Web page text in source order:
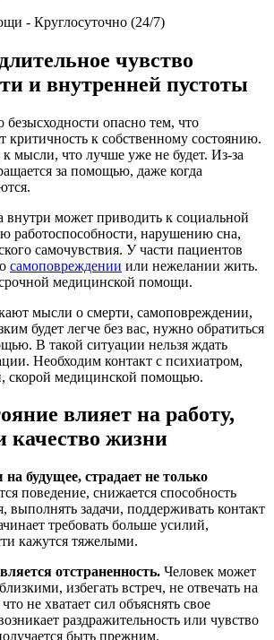
- Круглосуточно (24/7)
чувство
и внутренней пустоты
безысходности опасно тем, что
критичность к собственному состоянию.
мысли, что лучше уже не будет. Из-за
за помощью, даже когда
внутри может приводить к социальной
работоспособности, нарушению сна,
самочувствия. У части пациентов
самоповреждении или нежелании жить.
срочной медицинской помощи.
мысли о смерти, самоповреждении,
будет легче без вас, нужно обратиться
В такой ситуации нельзя ждать
Необходим контакт с психиатром,
скорой медицинской помощью.
влияет на работу,
качество жизни
будущее, страдает не только
поведение, снижается способность
выполнять задачи, поддерживать контакт
требовать больше усилий,
кажутся тяжелыми.
отстраненность. Человек может
избегать встреч, не отвечать на
не хватает сил объяснять свое
раздражительность или чувство
быть прежним.